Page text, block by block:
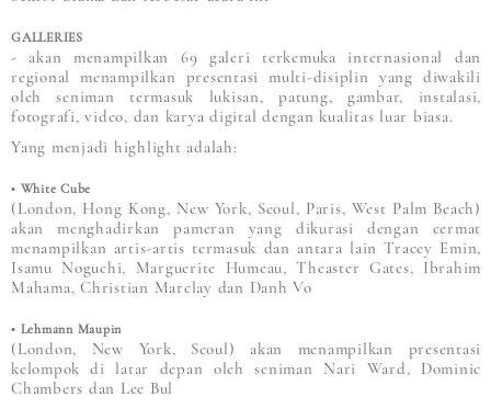
GALLERIES
- akan menampilkan 69 galeri terkemuka internasional dan
regional menampilkan presentasi multi-disiplin yang diwakili
oleh seniman termasuk lukisan, patung, gambar, instalasi,
fotografi, video, dan karya digital dengan kualitas luar biasa.
Yang menjadi highlight adalah:
• White Cube
(London, Hong Kong, New York, Seoul, Paris, West Palm Beach)
akan menghadirkan pameran yang dikurasi dengan cermat
menampilkan artis-artis termasuk dan antara lain Tracey Emin,
Isamu Noguchi, Marguerite Humeau, Theaster Gates, Ibrahim
Mahama, Christian Marclay dan Danh Vo
• Lehmann Maupin
(London, New York, Seoul) akan menampilkan presentasi
kelompok di latar depan oleh seniman Nari Ward, Dominic
Chambers dan Lee Bul